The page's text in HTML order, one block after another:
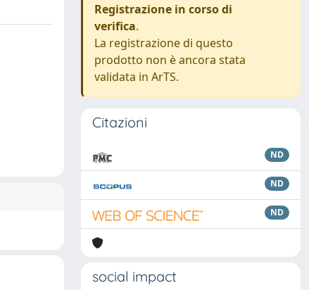
Registrazione in corso di
verifica.
La registrazione di questo
prodotto non è ancora stata
validata in ArTS.
Citazioni
ND
ND
ND
social impact